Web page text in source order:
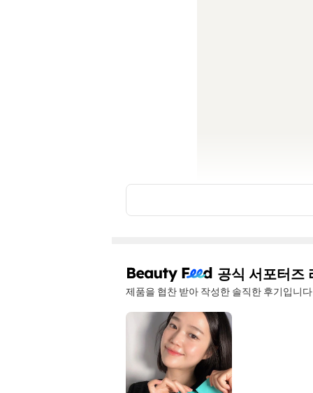
공식 서포터즈
제품을 협찬 받아 작성한 솔직한 후기입니다